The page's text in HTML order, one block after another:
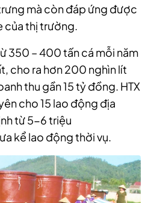
mà còn đáp ứng được
của thị trường.
350 – 400 tấn cá mỗi năm
cho ra hơn 200 nghìn lít
thu gần 15 tỷ đồng. HTX
cho 15 lao động địa
từ 5-6 triệu
kể lao động thời vụ.